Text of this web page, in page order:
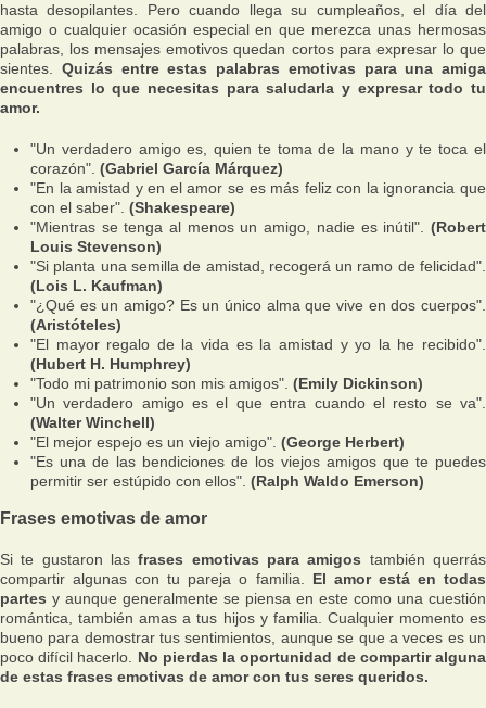
hasta desopilantes. Pero cuando llega su cumpleaños, el día del
amigo o cualquier ocasión especial en que merezca unas hermosas
palabras, los mensajes emotivos quedan cortos para expresar lo que
sientes. Quizás entre estas palabras emotivas para una amiga
encuentres lo que necesitas para saludarla y expresar todo tu
amor.
"Un verdadero amigo es, quien te toma de la mano y te toca el
corazón". (Gabriel García Márquez)
"En la amistad y en el amor se es más feliz con la ignorancia que
con el saber". (Shakespeare)
"Mientras se tenga al menos un amigo, nadie es inútil". (Robert
Louis Stevenson)
"Si planta una semilla de amistad, recogerá un ramo de felicidad".
(Lois L. Kaufman)
"¿Qué es un amigo? Es un único alma que vive en dos cuerpos".
(Aristóteles)
"El mayor regalo de la vida es la amistad y yo la he recibido".
(Hubert H. Humphrey)
"Todo mi patrimonio son mis amigos". (Emily Dickinson)
"Un verdadero amigo es el que entra cuando el resto se va".
(Walter Winchell)
"El mejor espejo es un viejo amigo". (George Herbert)
"Es una de las bendiciones de los viejos amigos que te puedes
permitir ser estúpido con ellos". (Ralph Waldo Emerson)
Frases emotivas de amor
Si te gustaron lasfrases emotivas para amigos también querrás
compartir algunas con tu pareja o familia. El amor está en todas
partes y aunque generalmente se piensa en este como una cuestión
romántica, también amas a tus hijos y familia. Cualquier momento es
bueno para demostrar tus sentimientos, aunque se que a veces es un
poco difícil hacerlo. No pierdas la oportunidad de compartir alguna
de estas frases emotivas de amor con tus seres queridos.